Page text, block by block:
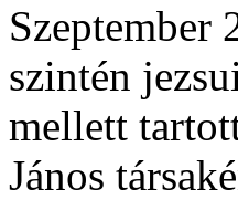
Szeptember
szintén
mellett
János